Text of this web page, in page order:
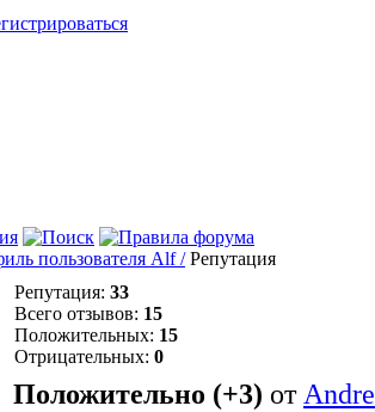
пользователя Alf / Репутация
Репутация: 33
Всего отзывов: 15
Положительных: 15
Отрицательных: 0
Положительно (+3) от